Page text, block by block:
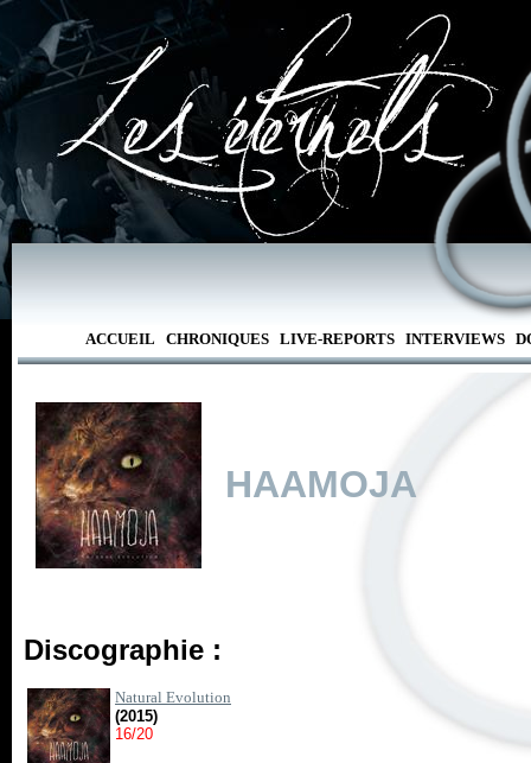
ACCUEIL CHRONIQUES LIVE-REPORTS INTERVIEWS
HAAMOJA
Discographie :
Natural Evolution
(2015)
16/20